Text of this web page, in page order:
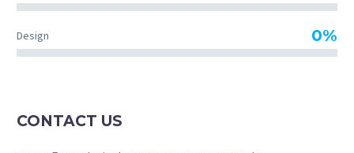
Design 0%
CONTACT US